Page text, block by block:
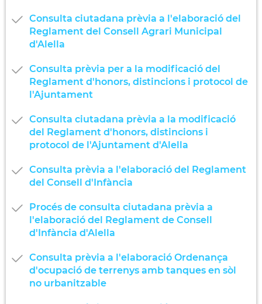
Consulta ciutadana prèvia a l'elaboració del
Reglament del Consell Agrari Municipal
d'Alella
Consulta prèvia per a la modificació del
Reglament d'honors, distincions i protocol de
l'Ajuntament
Consulta ciutadana prèvia a la modificació
del Reglament d'honors, distincions i
protocol de l'Ajuntament d'Alella
Consulta prèvia a l'elaboració del Reglament
del Consell d'Infància
Procés de consulta ciutadana prèvia a
l'elaboració del Reglament de Consell
d'Infància d'Alella
Consulta prèvia a l'elaboració Ordenança
d'ocupació de terrenys amb tanques en sòl
no urbanitzable